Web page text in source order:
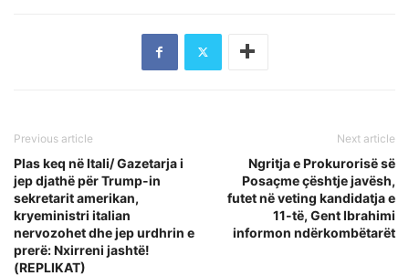
Previous article
Plas keq në Itali/ Gazetarja i
jep djathë për Trump-in
sekretarit amerikan,
kryeministri italian
nervozohet dhe jep urdhrin e
prerë: Nxirreni jashtë!
(REPLIKAT)
Next article
Ngritja e Prokurorisë së
Posaçme çështje javësh,
futet në veting kandidatja e
11-të, Gent Ibrahimi
informon ndërkombëtarët